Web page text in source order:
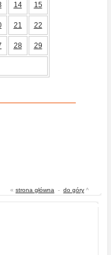
14 15
21 22
28 29
« strona główna - do góry ^